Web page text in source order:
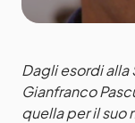
Dagli esordi alla
Gianfranco
quella per il suo